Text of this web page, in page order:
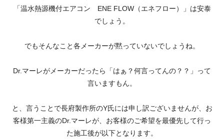
「温水熱源機付エアコン ENE FLOW（エネフロー）」は安泰
でしょう。
でもそんなこと各メーカーが黙っていないでしょうね。
Dr.マーレがメーカーだったら「はぁ？何言ってんの？？」って
言いますもん。
と、言うことで長府製作所のY氏には申し訳ございませんが、お
客様第一主義のDr.マーレが、お客様のご希望を最優先して行っ
た施工後が以下となります。